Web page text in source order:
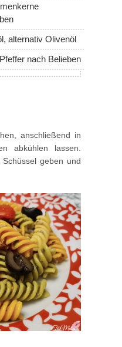
alternativ Olivenöl
nach Belieben
anschließend in
abkühlen lassen.
geben und